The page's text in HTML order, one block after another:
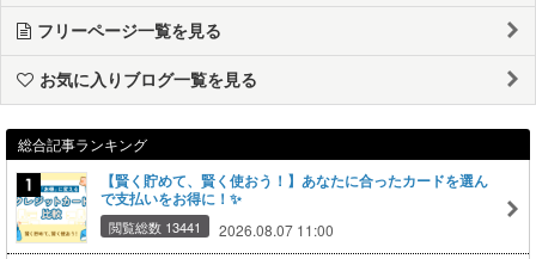
フリーページ一覧を見る
お気に入りブログ一覧を見る
総合記事ランキング
【賢く貯めて、賢く使おう！】あなたに合ったカードを選ん
で支払いをお得に！✨
閲覧総数 13441 2026.08.07 11:00